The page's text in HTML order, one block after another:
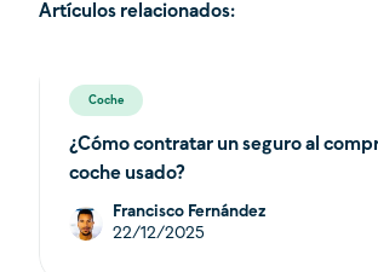
Artículos relacionados:
Coche
¿Cómo contratar un seguro al
coche usado?
Francisco Fernández
22/12/2025